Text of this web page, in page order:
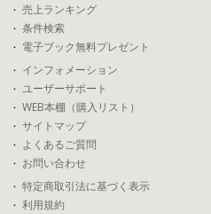
売上ランキング
条件検索
電子ブック無料プレゼント
インフォメーション
ユーザーサポート
WEB本棚（購入リスト）
サイトマップ
よくあるご質問
お問い合わせ
特定商取引法に基づく表示
利用規約